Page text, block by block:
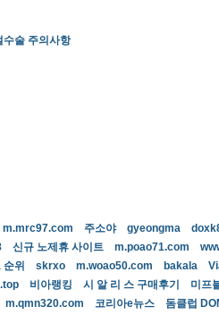
수술 주의사항
m.mrc97.com 주소야 gyeongma
신규 노제휴 사이트 m.poao71.com
위 skrxo m.woao50.com bakala
비아랭킹 시 알 리 스 구매후기 미프
m.qmn320.com 코리아e뉴스 돔클럽